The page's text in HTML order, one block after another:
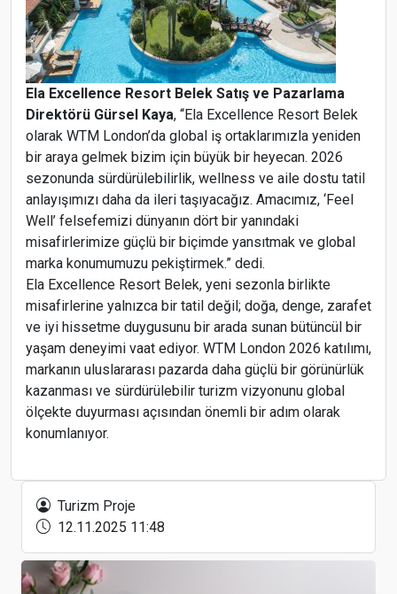
Ela Excellence Resort Belek Satış ve Pazarlama
Direktörü Gürsel Kaya, “Ela Excellence Resort Belek
olarak WTM London’da global iş ortaklarımızla yeniden
bir araya gelmek bizim için büyük bir heyecan. 2026
sezonunda sürdürülebilirlik, wellness ve aile dostu tatil
anlayışımızı daha da ileri taşıyacağız. Amacımız, ‘Feel
Well’ felsefemizi dünyanın dört bir yanındaki
misafirlerimize güçlü bir biçimde yansıtmak ve global
marka konumumuzu pekiştirmek.” dedi.
Ela Excellence Resort Belek, yeni sezonla birlikte
misafirlerine yalnızca bir tatil değil; doğa, denge, zarafet
ve iyi hissetme duygusunu bir arada sunan bütüncül bir
yaşam deneyimi vaat ediyor. WTM London 2026 katılımı,
markanın uluslararası pazarda daha güçlü bir görünürlük
kazanması ve sürdürülebilir turizm vizyonunu global
ölçekte duyurması açısından önemli bir adım olarak
konumlanıyor.
Turizm Proje
12.11.2025 11:48
gerçekleşti